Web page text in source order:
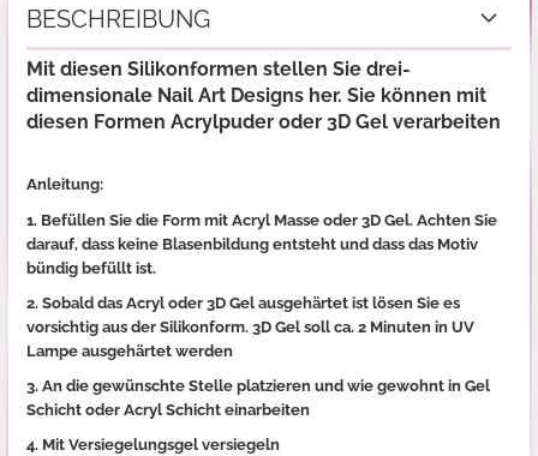
BESCHREIBUNG
Mit diesen Silikonformen stellen Sie drei-
dimensionale Nail Art Designs her. Sie können mit
diesen Formen Acrylpuder oder 3D Gel verarbeiten
Anleitung:
1. Befüllen Sie die Form mit Acryl Masse oder 3D Gel. Achten Sie
darauf, dass keine Blasenbildung entsteht und dass das Motiv
bündig befüllt ist.
2. Sobald das Acryl oder 3D Gel ausgehärtet ist lösen Sie es
vorsichtig aus der Silikonform. 3D Gel soll ca. 2 Minuten in UV
Lampe ausgehärtet werden
3. An die gewünschte Stelle platzieren und wie gewohnt in Gel
Schicht oder Acryl Schicht einarbeiten
4. Mit Versiegelungsgel versiegeln